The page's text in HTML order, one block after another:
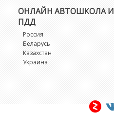
ОНЛАЙН АВТОШКОЛА И
ПДД
Россия
Беларусь
Казахстан
Украина